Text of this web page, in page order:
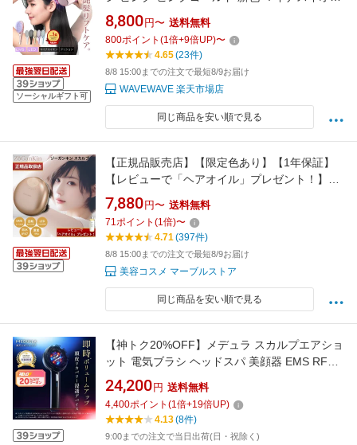
ソーシャルギフト可
ヘア ケア ブラシ 頭皮 リフトアップ 寝ぐせ ク
ッションブラシ くせ毛 赤LED 赤色LED ブラッ
シング 静電気除去 ツヤ 髪 艶髪 クシ 誕生日 プ
レゼント 彼女 妻 母 義母
8,800 円〜 送料無料
800ポイント (1倍+9倍UP)〜
4.65(23件)
8/8 15:00までの注文で最短8/9お届け
WAVEWAVE 楽天市場店
同じ商品を安い順で見る
【正規品販売店】【限定色あり】【1年保証】
【レビューで「ヘアオイル」プレゼント！】ゾ
ーガンキンスカルプ EMS ヘッドスパ 180g（ゴ
ールド／ヴァイオレッド）ZOGANKIN スカル
プブラシ 頭皮ブラシ シリコン スカルプケア
CouleurLabo クルールラボ
7,880 円〜 送料無料
71ポイント (1倍)〜
4.71(397件)
8/8 15:00までの注文で最短8/9お届け
美容コスメ マーブルストア
同じ商品を安い順で見る
【神トク20%OFF】メデュラ スカルプエアショ
ット 電気ブラシ ヘッドスパ 美顔器 EMS RF
LED プラズマ 頭皮ケア スカルプケア 頭皮エス
テ リフトケア 頭皮ブラシ 電動ブラシ コードレ
ス 美容家電 軽量 男女兼用 メンズ MEDULLA
SCALP AIR SHOT 誕生日 プレゼント ギフト
24,200 円 送料無料
4,400ポイント (1倍+19倍UP)
4.13(8件)
9:00までの注文で当日出荷(日・祝除く)